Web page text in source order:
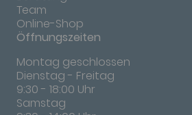
Team
Online-Shop
Öffnungszeiten
Montag geschlossen
Dienstag - Freitag
9:30 - 18:00 Uhr
Samstag